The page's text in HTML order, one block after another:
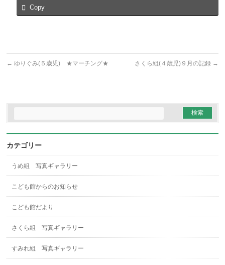
Copy
← ゆりぐみ(５歳児) ★マーチング★ さくら組(４歳児)９月の記録 →
カテゴリー
うめ組 写真ギャラリー
こども館からのお知らせ
こども館だより
さくら組 写真ギャラリー
すみれ組 写真ギャラリー